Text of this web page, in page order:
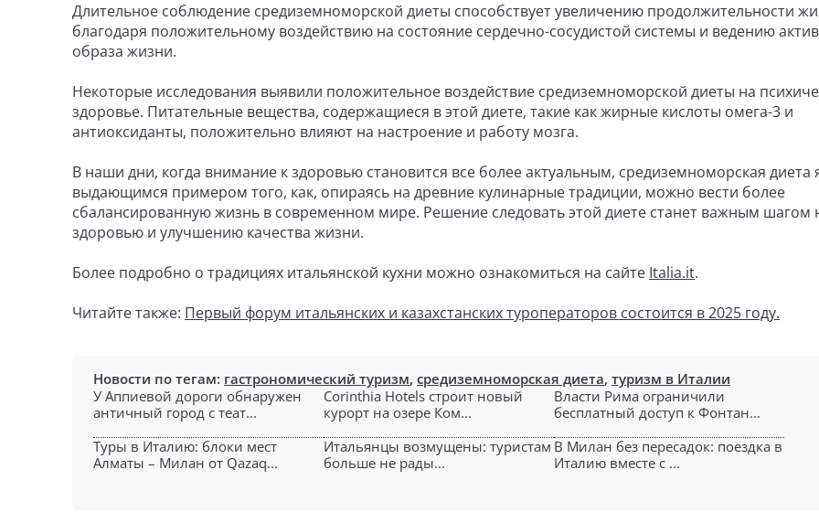
Длительное соблюдение средиземноморской диеты способствует увеличению продолжительности
благодаря положительному воздействию на состояние сердечно-сосудистой системы и ведению
образа жизни.
Некоторые исследования выявили положительное воздействие средиземноморской диеты на
здоровье. Питательные вещества, содержащиеся в этой диете, такие как жирные кислоты омега-3 и
антиоксиданты, положительно влияют на настроение и работу мозга.
В наши дни, когда внимание к здоровью становится все более актуальным, средиземноморская диета
выдающимся примером того, как, опираясь на древние кулинарные традиции, можно вести более
сбалансированную жизнь в современном мире. Решение следовать этой диете станет важным шагом
здоровью и улучшению качества жизни.
Более подробно о традициях итальянской кухни можно ознакомиться на сайте Italia.it.
Читайте также: Первый форум итальянских и казахстанских туроператоров состоится в 2025 году.
Новости по тегам: гастрономический туризм, средиземноморская диета, туризм в Италии
У Аппиевой дороги обнаружен
античный город с теат...
Corinthia Hotels строит новый
курорт на озере Ком...
Власти Рима ограничили
бесплатный доступ к Фонтан...
Туры в Италию: блоки мест
Алматы – Милан от Qazaq...
Итальянцы возмущены: туристам
больше не рады...
В Милан без пересадок: поездка в
Италию вместе с ...